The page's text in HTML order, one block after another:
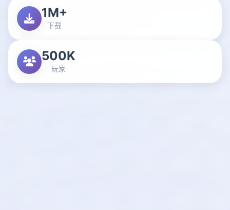
1M+
下载
500K
玩家